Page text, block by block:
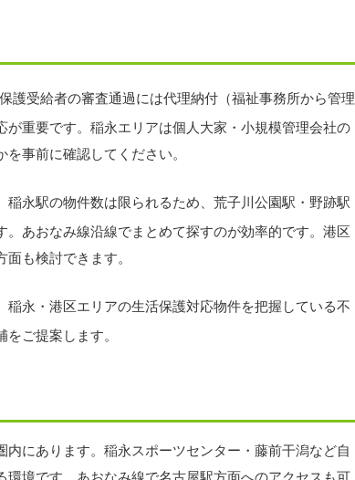
護受給者の審査通過には代理納付（福祉事務所から管理
重要です。稲永エリアは個人大家・小規模管理会社の
事前に確認してください。
稲永駅の物件数は限られるため、荒子川公園駅・野跡駅
あおなみ線沿線でまとめて探すのが効率的です。港区
も検討できます。
稲永・港区エリアの生活保護対応物件を把握している不
ご提案します。
にあります。稲永スポーツセンター・藤前干潟など自